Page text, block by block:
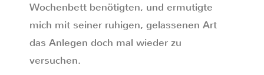
Wochenbett benötigten, und ermutigte
mich mit seiner ruhigen, gelassenen Art
das Anlegen doch mal wieder zu
versuchen.